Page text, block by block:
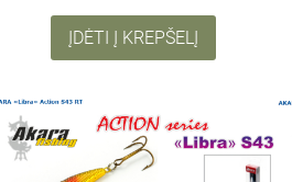
ĮDĖTI Į KREPŠELĮ